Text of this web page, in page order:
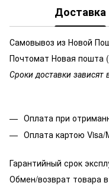
Доставка
Самовывоз из Новой
Почтомат Новая пошта
Сроки доставки зависят
Оплата при
Оплата картою Visa/
Гарантийный срок
Обмен/возврат товара